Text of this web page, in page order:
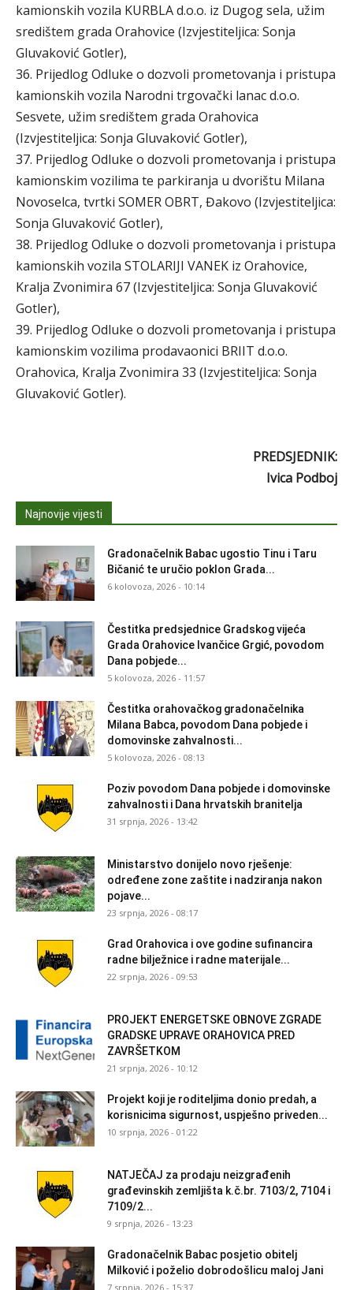
kamionskih vozila KURBLA d.o.o. iz Dugog sela, užim
središtem grada Orahovice (Izvjestiteljica: Sonja
Gluvaković Gotler),
36. Prijedlog Odluke o dozvoli prometovanja i pristupa
kamionskih vozila Narodni trgovački lanac d.o.o.
Sesvete, užim središtem grada Orahovica
(Izvjestiteljica: Sonja Gluvaković Gotler),
37. Prijedlog Odluke o dozvoli prometovanja i pristupa
kamionskim vozilima te parkiranja u dvorištu Milana
Novoselca, tvrtki SOMER OBRT, Đakovo (Izvjestiteljica:
Sonja Gluvaković Gotler),
38. Prijedlog Odluke o dozvoli prometovanja i pristupa
kamionskih vozila STOLARIJI VANEK iz Orahovice,
Kralja Zvonimira 67 (Izvjestiteljica: Sonja Gluvaković
Gotler),
39. Prijedlog Odluke o dozvoli prometovanja i pristupa
kamionskim vozilima prodavaonici BRIIT d.o.o.
Orahovica, Kralja Zvonimira 33 (Izvjestiteljica: Sonja
Gluvaković Gotler).
PREDSJEDNIK:
Ivica Podboj
Najnovije vijesti
Gradonačelnik Babac ugostio Tinu i Taru
Bičanić te uručio poklon Grada...
6 kolovoza, 2026 - 10:14
Čestitka predsjednice Gradskog vijeća
Grada Orahovice Ivančice Grgić, povodom
Dana pobjede...
5 kolovoza, 2026 - 11:57
Čestitka orahovačkog gradonačelnika
Milana Babca, povodom Dana pobjede i
domovinske zahvalnosti...
5 kolovoza, 2026 - 08:13
Poziv povodom Dana pobjede i domovinske
zahvalnosti i Dana hrvatskih branitelja
31 srpnja, 2026 - 13:42
Ministarstvo donijelo novo rješenje:
određene zone zaštite i nadziranja nakon
pojave...
23 srpnja, 2026 - 08:17
Grad Orahovica i ove godine sufinancira
radne bilježnice i radne materijale...
22 srpnja, 2026 - 09:53
PROJEKT ENERGETSKE OBNOVE ZGRADE
GRADSKE UPRAVE ORAHOVICA PRED
ZAVRŠETKOM
21 srpnja, 2026 - 10:12
Projekt koji je roditeljima donio predah, a
korisnicima sigurnost, uspješno priveden...
10 srpnja, 2026 - 01:22
NATJEČAJ za prodaju neizgrađenih
građevinskih zemljišta k.č.br. 7103/2, 7104 i
7109/2...
9 srpnja, 2026 - 13:23
Gradonačelnik Babac posjetio obitelj
Milković i poželio dobrodošlicu maloj Jani
7 srpnja, 2026 - 15:37